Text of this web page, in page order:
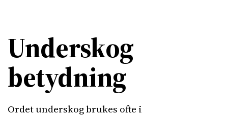
Underskog
betydning
Ordet underskog brukes ofte i